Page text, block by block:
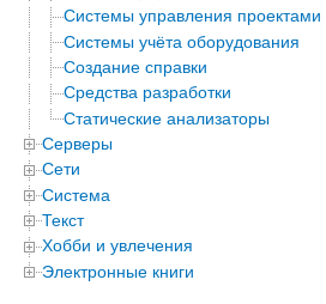
Системы управления проектами
Системы учёта оборудования
Создание справки
Средства разработки
Статические анализаторы
Серверы
Сети
Система
Текст
Хобби и увлечения
Электронные книги